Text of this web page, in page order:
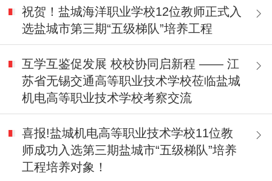
祝贺！盐城海洋职业学校12位教师正式入
选盐城市第三期“五级梯队”培养工程
互学互鉴促发展 校校协同启新程 —— 江
苏省无锡交通高等职业技术学校莅临盐城
机电高等职业技术学校考察交流
喜报!盐城机电高等职业技术学校11位教
师成功入选第三期盐城市“五级梯队”培养
工程培养对象！